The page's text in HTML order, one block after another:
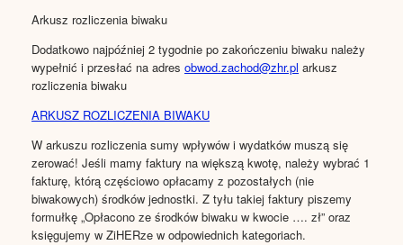
Arkusz rozliczenia biwaku
Dodatkowo najpóźniej 2 tygodnie po zakończeniu biwaku należy
wypełnić i przesłać na adres obwod.zachod@zhr.pl arkusz
rozliczenia biwaku
ARKUSZ ROZLICZENIA BIWAKU
W arkuszu rozliczenia sumy wpływów i wydatków muszą się
zerować! Jeśli mamy faktury na większą kwotę, należy wybrać 1
fakturę, którą częściowo opłacamy z pozostałych (nie
biwakowych) środków jednostki. Z tyłu takiej faktury piszemy
formułkę „Opłacono ze środków biwaku w kwocie …. zł” oraz
księgujemy w ZiHERze w odpowiednich kategoriach.